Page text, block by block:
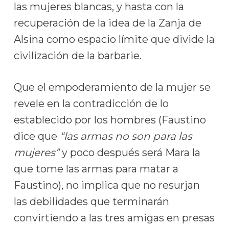
las mujeres blancas, y hasta con la
recuperación de la idea de la Zanja de
Alsina como espacio límite que divide la
civilización de la barbarie.
Que el empoderamiento de la mujer se
revele en la contradicción de lo
establecido por los hombres (Faustino
dice que “las armas no son para las
mujeres”y poco después será Mara la
que tome las armas para matar a
Faustino), no implica que no resurjan
las debilidades que terminarán
convirtiendo a las tres amigas en presas